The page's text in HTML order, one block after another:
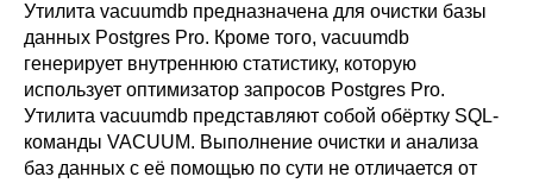
Утилита vacuumdb предназначена для очистки базы
данных Postgres Pro. Кроме того, vacuumdb
генерирует внутреннюю статистику, которую
использует оптимизатор запросов Postgres Pro.
Утилита vacuumdb представляют собой обёртку SQL-
команды VACUUM. Выполнение очистки и анализа
баз данных с её помощью по сути не отличается от